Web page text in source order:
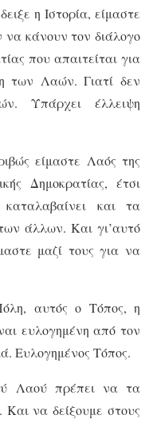
η Ιστορία, είμαστε
κάνουν τον διάλογο
που απαιτείται για
των Λαών. Γιατί δεν
Υπάρχει έλλειψη
είμαστε Λαός της
Δημοκρατίας, έτσι
και τα
άλλων. Και γι’αυτό
μαζί τους για να
αυτός ο Τόπος, η
ευλογημένη από τον
Ευλογημένος Τόπος.
Λαού πρέπει να τα
να δείξουμε στους